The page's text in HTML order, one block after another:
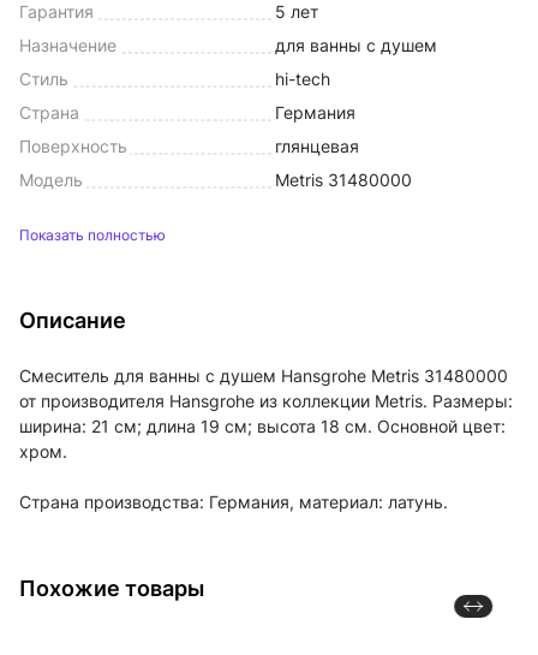
Гарантия
5 лет
Назначение
для ванны с душем
Стиль
hi-tech
Страна
Германия
Поверхность
глянцевая
Модель
Metris 31480000
Показать полностью
Описание
Смеситель для ванны с душем Hansgrohe Metris 31480000
от производителя Hansgrohe из коллекции Metris. Размеры:
ширина: 21 см; длина 19 см; высота 18 см. Основной цвет:
хром.
Страна производства: Германия, материал: латунь.
Похожие товары